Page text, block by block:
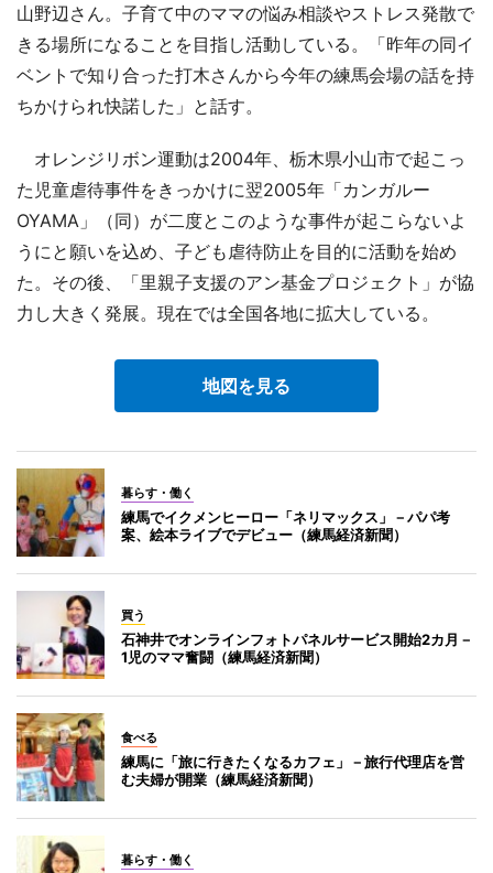
山野辺さん。子育て中のママの悩み相談やストレス発散で
きる場所になることを目指し活動している。「昨年の同イ
ベントで知り合った打木さんから今年の練馬会場の話を持
ちかけられ快諾した」と話す。
オレンジリボン運動は2004年、栃木県小山市で起こっ
た児童虐待事件をきっかけに翌2005年「カンガルー
OYAMA」（同）が二度とこのような事件が起こらないよ
うにと願いを込め、子ども虐待防止を目的に活動を始め
た。その後、「里親子支援のアン基金プロジェクト」が協
力し大きく発展。現在では全国各地に拡大している。
地図を見る
暮らす・働く
練馬でイクメンヒーロー「ネリマックス」－パパ考
案、絵本ライブでデビュー（練馬経済新聞）
買う
石神井でオンラインフォトパネルサービス開始2カ月－
1児のママ奮闘（練馬経済新聞）
食べる
練馬に「旅に行きたくなるカフェ」－旅行代理店を営
む夫婦が開業（練馬経済新聞）
暮らす・働く